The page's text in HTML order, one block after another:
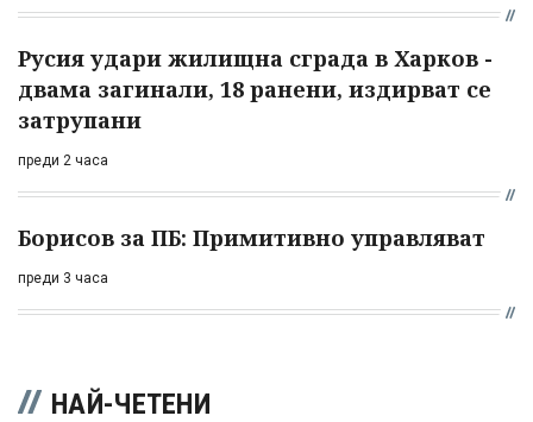
Русия удари жилищна сграда в Харков -
двама загинали, 18 ранени, издирват се
затрупани
преди 2 часа
Борисов за ПБ: Примитивно управляват
преди 3 часа
НАЙ-ЧЕТЕНИ